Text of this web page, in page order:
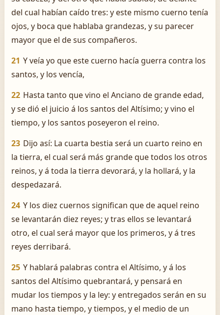
del cual habían caído tres: y este mismo cuerno tenía
ojos, y boca que hablaba grandezas, y su parecer
mayor que el de sus compañeros.
21 Y veía yo que este cuerno hacía guerra contra los
santos, y los vencía,
22 Hasta tanto que vino el Anciano de grande edad,
y se dió el juicio á los santos del Altísimo; y vino el
tiempo, y los santos poseyeron el reino.
23 Dijo así: La cuarta bestia será un cuarto reino en
la tierra, el cual será más grande que todos los otros
reinos, y á toda la tierra devorará, y la hollará, y la
despedazará.
24 Y los diez cuernos significan que de aquel reino
se levantarán diez reyes; y tras ellos se levantará
otro, el cual será mayor que los primeros, y á tres
reyes derribará.
25 Y hablará palabras contra el Altísimo, y á los
santos del Altísimo quebrantará, y pensará en
mudar los tiempos y la ley: y entregados serán en su
mano hasta tiempo, y tiempos, y el medio de un